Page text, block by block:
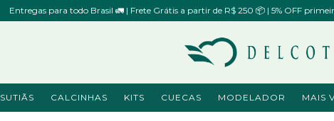
Entregas para todo Brasil 🚛 | Frete Grátis a partir de R$ 250 📦 | 5% OFF
SUTIÃS CALCINHAS KITS CUECAS MODELADOR MAIS